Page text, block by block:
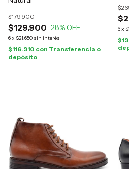
$129.900
$179.900
28% OFF
6x $21.650 sin interés
$116.910 con Transferencia o
depósito
6x